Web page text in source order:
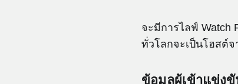
จะมีการไลฟ์ Watch
ทั่วโลกจะเป็นโฮสต์
ข้อมูลผู้เข้าแข่ง